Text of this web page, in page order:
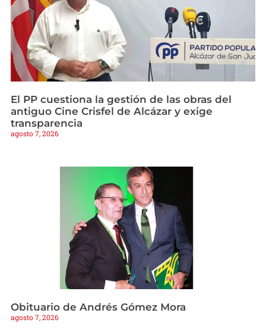
El PP cuestiona la gestión de las obras del
antiguo Cine Crisfel de Alcázar y exige
transparencia
agosto 7, 2026
Obituario de Andrés Gómez Mora
agosto 7, 2026